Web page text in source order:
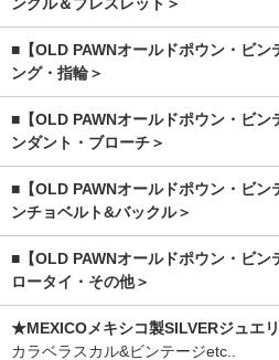
■【OLD PAWNオールドポウン・ビン
ング・指輪＞
■【OLD PAWNオールドポウン・ビン
ンダント・ブローチ＞
■【OLD PAWNオールドポウン・ビン
ンチョベルト&バックル＞
■【OLD PAWNオールドポウン・ビン
ロータイ・その他＞
★MEXICOメキシコ製SILVERジュエ
カラベラスカル&ビンテージetc..